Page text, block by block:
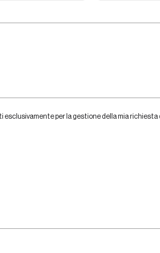
esclusivamente per la gestione della mia